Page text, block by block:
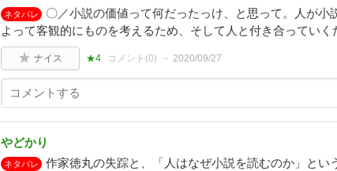
ネタバレ
〇／小説の価値って何だったっけ、と思って。人が小
よって客観的にものを考えるため、そして人と付き合っていく
ナイス ★4 コメント(0) 2020/09/27
やどかり
ネタバレ
作家徳丸の失踪と、「人はなぜ小説を読むのか」とい